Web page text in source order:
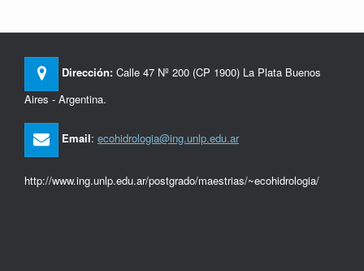
Dirección: Calle 47 Nº 200 (CP 1900) La Plata Buenos
Aires - Argentina.
Email: ecohidrologia@ing.unlp.edu.ar
http://www.ing.unlp.edu.ar/postgrado/maestrias/~ecohidrologia/